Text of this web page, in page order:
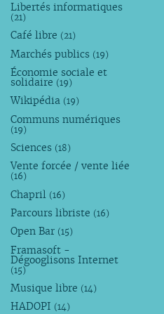
Libertés informatiques
(21)
Café libre (21)
Marchés publics (19)
Économie sociale et
solidaire (19)
Wikipédia (19)
Communs numériques
(19)
Sciences (18)
Vente forcée / vente liée
(16)
Chapril (16)
Parcours libriste (16)
Open Bar (15)
Framasoft -
Dégooglisons Internet
(15)
Musique libre (14)
HADOPI (14)